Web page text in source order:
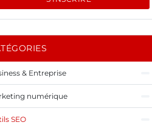
& Entreprise
numérique
SEO